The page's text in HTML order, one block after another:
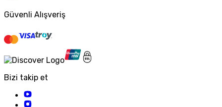
Güvenli Alışveriş
Bizi takip et